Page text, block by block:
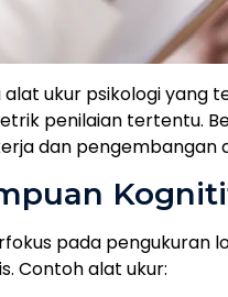
ukur psikologi yang
penilaian tertentu.
dan pengembangan
pada pengukuran
Contoh alat ukur: